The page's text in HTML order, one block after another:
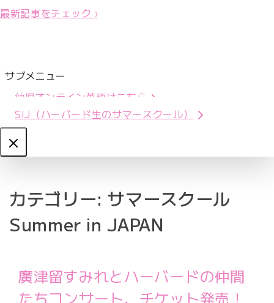
最新記事をチェック ›
サブメニュー
幼児オンライン英語はこちら
SIJ（ハーバード生のサマースクール）
Close
カテゴリー:サマースクール
Summer in JAPAN
廣津留すみれとハーバードの仲間
たちコンサート、チケット発売！